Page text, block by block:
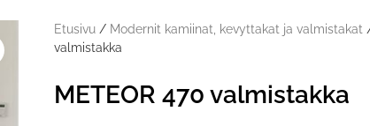
Etusivu / Modernit kamiinat, kevyttakat ja valmistakat
valmistakka
METEOR 470 valmistakka